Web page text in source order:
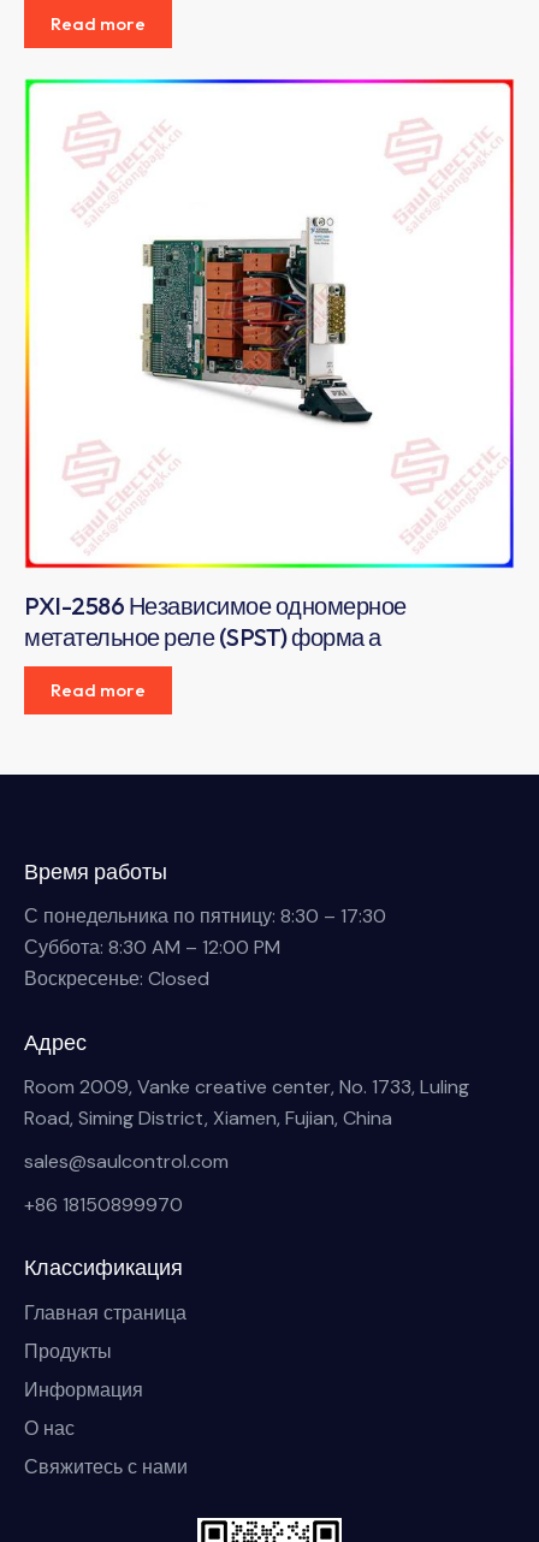
Read more
PXI-2586 Независимое одномерное
метательное реле (SPST) форма а
Read more
Время работы
С понедельника по пятницу: 8:30 – 17:30
Суббота: 8:30 AM – 12:00 PM
Воскресенье: Closed
Адрес
Room 2009, Vanke creative center, No. 1733, Luling
Road, Siming District, Xiamen, Fujian, China
sales@saulcontrol.com
+86 18150899970
Классификация
Главная страница
Продукты
Информация
О нас
Свяжитесь с нами